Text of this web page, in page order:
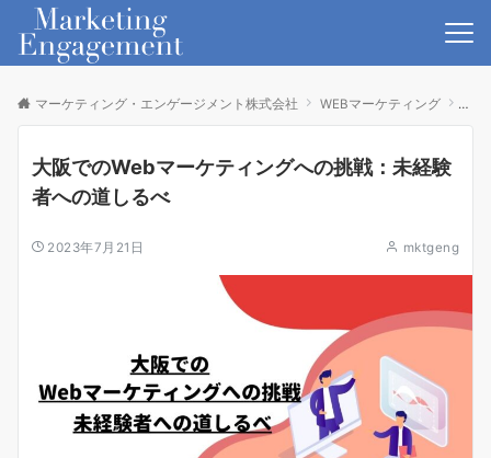
マーケティング・エンゲージメント株式会社 WEBマーケティング 大
大阪でのWebマーケティングへの挑戦：未経験
者への道しるべ
2023年7月21日 mktgeng